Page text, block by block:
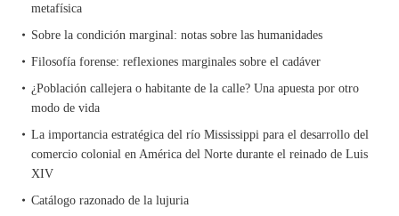
metafísica
Sobre la condición marginal: notas sobre las humanidades
Filosofía forense: reflexiones marginales sobre el cadáver
¿Población callejera o habitante de la calle? Una apuesta por otro
modo de vida
La importancia estratégica del río Mississippi para el desarrollo del
comercio colonial en América del Norte durante el reinado de Luis
XIV
Catálogo razonado de la lujuria